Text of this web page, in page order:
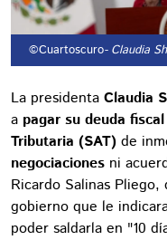
©Cuartoscuro- Claudia
La presidenta Claudia
a pagar su deuda fiscal
Tributaria (SAT) de
negociaciones ni
Ricardo Salinas
gobierno que le
poder saldarla en "10